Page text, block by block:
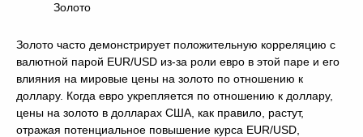
Золото
Золото часто демонстрирует положительную корреляцию с
валютной парой EUR/USD из-за роли евро в этой паре и его
влияния на мировые цены на золото по отношению к
доллару. Когда евро укрепляется по отношению к доллару,
цены на золото в долларах США, как правило, растут,
отражая потенциальное повышение курса EUR/USD,